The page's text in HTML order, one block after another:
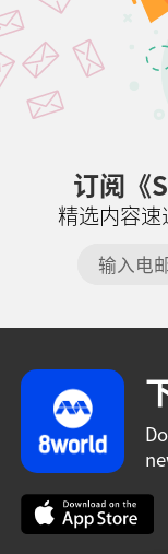
订阅《
精选内容速